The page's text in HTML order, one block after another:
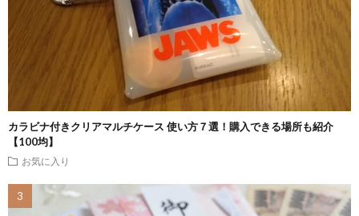
カラビナ付きクリアマルチケース 使い方７選！購入できる場所も紹介
【100均】
お気に入り